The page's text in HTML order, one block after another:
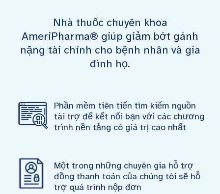
Nhà thuốc chuyên khoa
AmeriPharma® giúp giảm bớt gánh
nặng tài chính cho bệnh nhân và gia
đình họ.
Phần mềm tiên tiến tìm kiếm nguồn
tài trợ để kết nối bạn với các chương
trình nền tảng có giá trị cao nhất
Một trong những chuyên gia hỗ trợ
đồng thanh toán của chúng tôi sẽ hỗ
trợ quá trình nộp đơn